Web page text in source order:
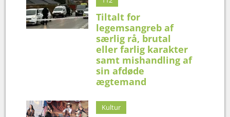
Tiltalt for
legemsangreb af
særlig rå, brutal
eller farlig karakter
samt mishandling af
sin afdøde
ægtemand
Kultur